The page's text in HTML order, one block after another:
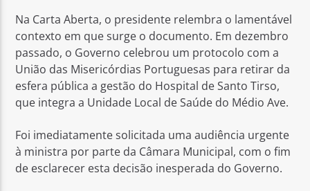
Na Carta Aberta, o presidente relembra o lamentável
contexto em que surge o documento. Em dezembro
passado, o Governo celebrou um protocolo com a
União das Misericórdias Portuguesas para retirar da
esfera pública a gestão do Hospital de Santo Tirso,
que integra a Unidade Local de Saúde do Médio Ave.
Foi imediatamente solicitada uma audiência urgente
à ministra por parte da Câmara Municipal, com o fim
de esclarecer esta decisão inesperada do Governo.